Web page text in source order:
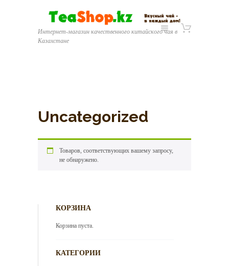
Интернет-магазин качественного китайского чая в
Казахстане
Uncategorized
Товаров, соответствующих вашему запросу,
не обнаружено.
КОРЗИНА
Корзина пуста.
КАТЕГОРИИ